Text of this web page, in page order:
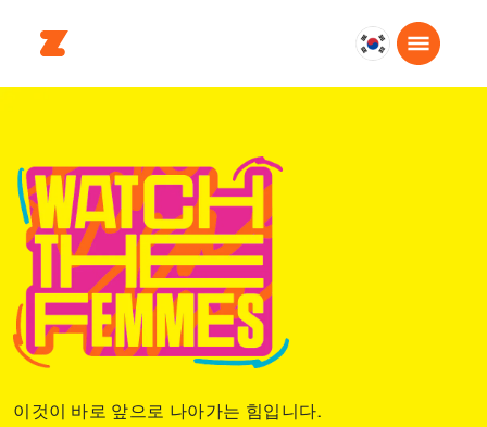
대
한
이것이 바로 앞으로 나아가는 힘입니다.